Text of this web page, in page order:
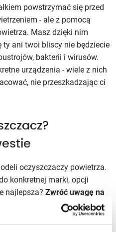
powstrzymać się przed
- ale z pomocą
Masz dzięki nim
ty ani twoi bliscy nie będziecie
bakterii i wirusów.
urządzenia - wiele z nich
nie przeszkadzając ci
oczyszczaczy powietrza.
konkretnej marki, opcji
najlepsza? Zwróć uwagę na
w każdym sprzęcie,